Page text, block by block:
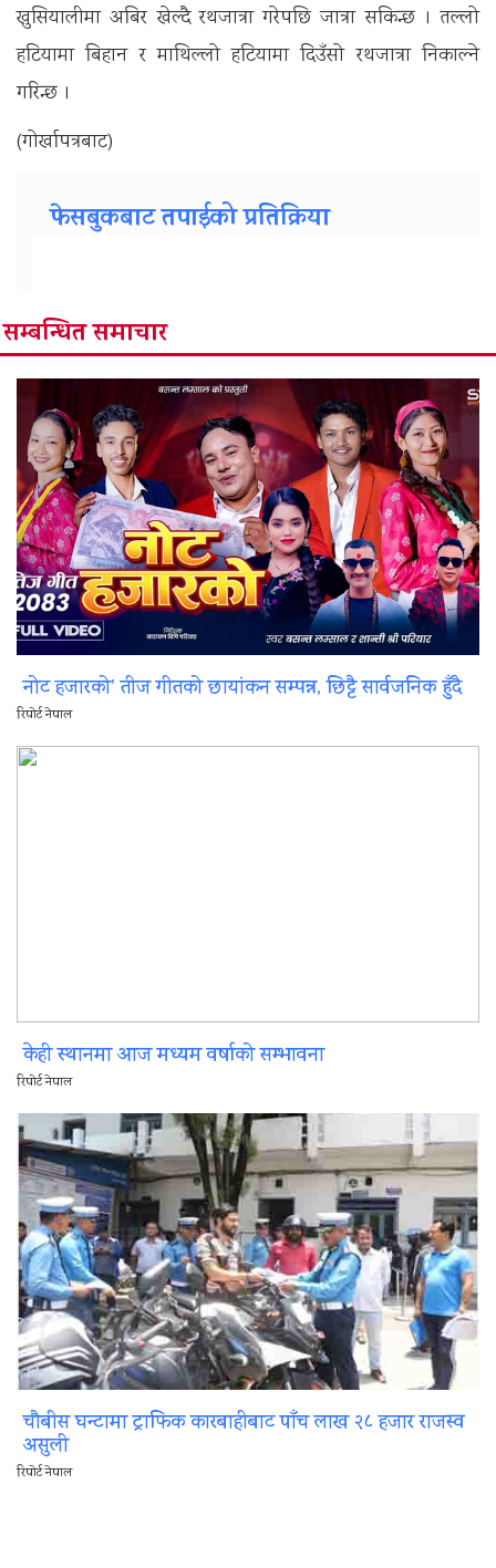
खुसियालीमा अबिर खेल्दै रथजात्रा गरेपछि जात्रा सकिन्छ । तल्लो
हटियामा बिहान र माथिल्लो हटियामा दिउँसो रथजात्रा निकाल्ने
गरिन्छ ।
(गोर्खापत्रबाट)
फेसबुकबाट तपाईको प्रतिक्रिया
सम्बन्धित समाचार
नोट हजारको’ तीज गीतको छायांकन सम्पन्न, छिट्टै सार्वजनिक हुँदै
रिपोर्ट नेपाल
केही स्थानमा आज मध्यम वर्षाको सम्भावना
रिपोर्ट नेपाल
चौबीस घन्टामा ट्राफिक कारबाहीबाट पाँच लाख २८ हजार राजस्व
असुली
रिपोर्ट नेपाल